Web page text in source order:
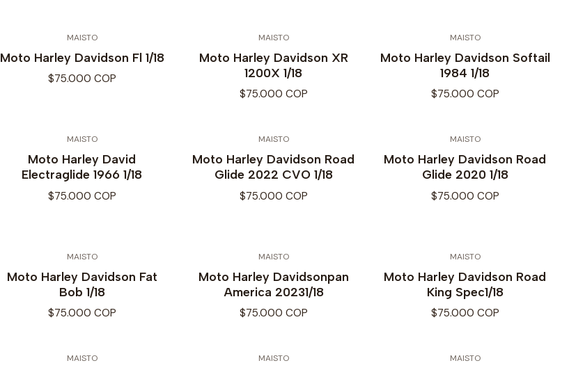
MAISTO
Moto Harley Davidson Fl 1/18
$75.000 COP
MAISTO
Moto Harley Davidson XR
1200X 1/18
$75.000 COP
MAISTO
Moto Harley Davidson Softail
1984 1/18
$75.000 COP
MAISTO
Moto Harley David
Electraglide 1966 1/18
$75.000 COP
MAISTO
Moto Harley Davidson Road
Glide 2022 CVO 1/18
$75.000 COP
MAISTO
Moto Harley Davidson Road
Glide 2020 1/18
$75.000 COP
MAISTO
Moto Harley Davidson Fat
Bob 1/18
$75.000 COP
MAISTO
Moto Harley Davidsonpan
America 20231/18
$75.000 COP
MAISTO
Moto Harley Davidson Road
King Spec1/18
$75.000 COP
MAISTO MAISTO MAISTO